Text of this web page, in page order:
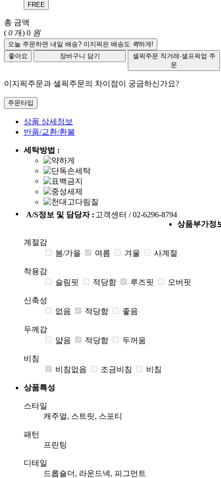
FREE
총 금액
( 0 개) 0 원
오늘 주문하면 내일 배송? 이지픽은 배송도 퀵하게!
좋아요
장바구니 담기 셀픽주문 직거래·셀프픽업 주
문
이지픽주문과 셀픽주문의 차이점이 궁금하신가요?
주문타입
상품 상세정보
반품/교환/환불
세탁방법 :
A/S정보 및 담당자 : 고객센터 / 02-6296-8794
상품부가정
계절감
봄/가을
여름 겨울 사계절
착용감
슬림핏
적당함 루즈핏 오버핏
신축성
없음
적당함 좋음
두께감
얇음
적당함 두꺼움
비침
비침없음
조금비침 비침
상품특성
스타일
캐주얼, 스트릿, 스포티
패턴
프린팅
디테일
드롭숄더, 라운드넥, 피그먼트